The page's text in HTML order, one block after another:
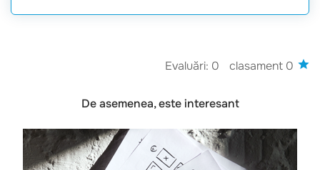
Evaluări: 0 clasament 0
De asemenea, este interesant